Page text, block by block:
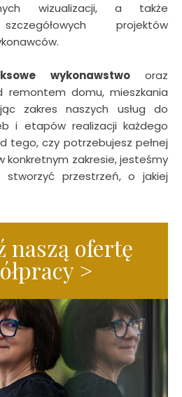
wizualizacji, a także
projektów
wykonawstwooraz
remontem domu, mieszkania
zakres naszych usług do
i etapów realizacji każdego
tego, czy potrzebujesz pełnej
konkretnym zakresie, jesteśmy
przestrzeń, o jakiej
naszą ofertę
>